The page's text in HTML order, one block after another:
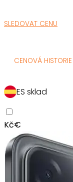
SLEDOVAT CENU
CENOVÁ HISTORIE
ES sklad
Kč€